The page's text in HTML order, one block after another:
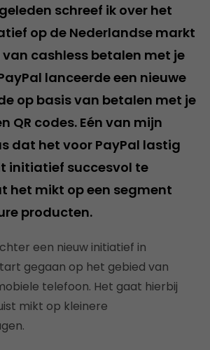
schreef ik over het
op de Nederlandse markt
cashless betalen met je
lanceerde een nieuwe
op basis van betalen met je
QR codes. Eén van mijn
dat het voor PayPal lastig
initiatief succesvol te
het mikt op een segment
producten.
een nieuw initiatief in
gegaan op het gebied van
telefoon. Het gaat hierbij
mikt op kleinere